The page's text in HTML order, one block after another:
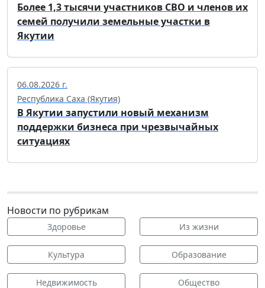
Более 1,3 тысячи участников СВО и членов их
семей получили земельные участки в
Якутии
06.08.2026 г.
Республика Саха (Якутия)
В Якутии запустили новый механизм
поддержки бизнеса при чрезвычайных
ситуациях
Новости по рубрикам
Здоровье Из жизни
Культура Образование
Недвижимость Общество